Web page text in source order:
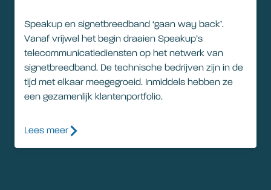
Speakup en signetbreedband ‘gaan way back’.
Vanaf vrijwel het begin draaien Speakup’s
telecommunicatiediensten op het netwerk van
signetbreedband. De technische bedrijven zijn in de
tijd met elkaar meegegroeid. Inmiddels hebben ze
een gezamenlijk klantenportfolio.
Lees meer